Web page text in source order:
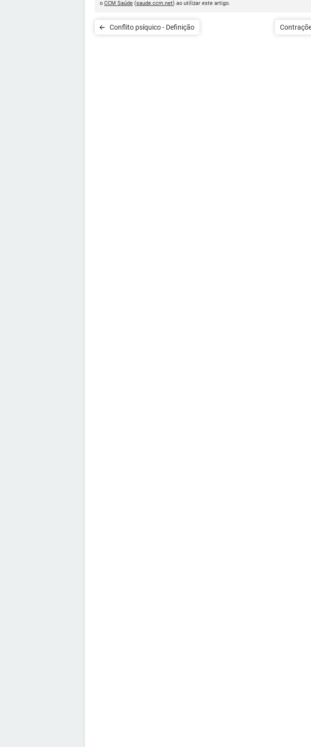
o CCM Saúde (saude.ccm.net) ao utilizar este artigo.
Conflito psíquico - Definição